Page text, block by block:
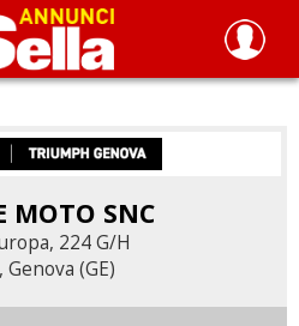
MOTO SNC
224 G/H
Genova (GE)